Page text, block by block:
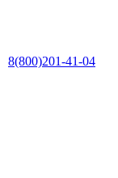
8(800)201-41-04